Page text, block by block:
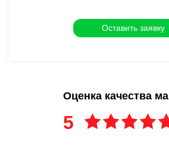
Оценка качества
5